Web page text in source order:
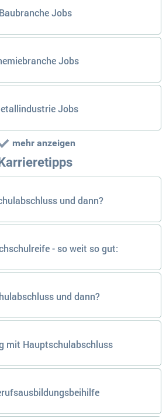
Baubranche Jobs
Jobs
Jobs
mehr anzeigen
und dann?
- so weit so gut:
und dann?
mit Hauptschulabschluss